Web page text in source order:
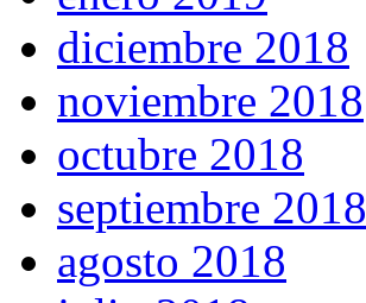
diciembre 2018
noviembre 2018
octubre 2018
septiembre 2018
agosto 2018